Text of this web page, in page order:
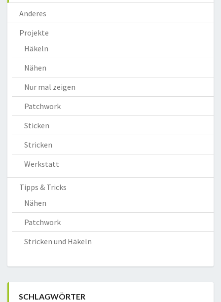
Anderes
Projekte
Häkeln
Nähen
Nur mal zeigen
Patchwork
Sticken
Stricken
Werkstatt
Tipps & Tricks
Nähen
Patchwork
Stricken und Häkeln
SCHLAGWÖRTER